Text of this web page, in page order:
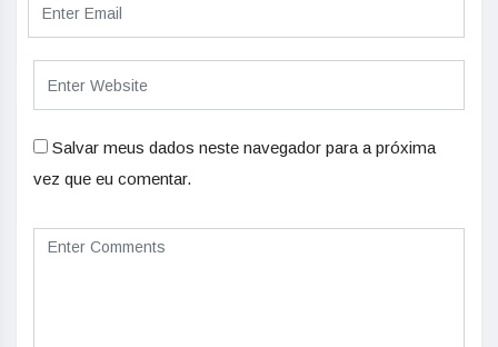
Salvar meus dados neste navegador para a próxima
vez que eu comentar.